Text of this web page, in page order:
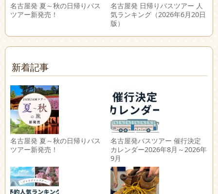
名古屋発 夏～秋の日帰りバス
ツアー新発売！
名古屋発 日帰りバスツアー 人
気ランキング（2026年6月20日
版）
新着記事
名古屋発 夏～秋の日帰りバス
ツアー新発売！
名古屋発バスツアー 催行決定
カレンダー2026年8月～2026年
9月